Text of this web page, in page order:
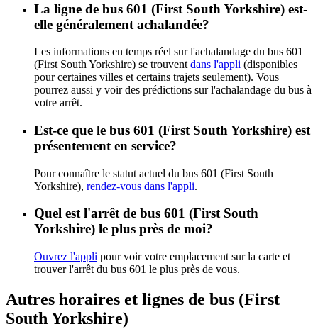
La ligne de bus 601 (First South Yorkshire) est-
elle généralement achalandée?
Les informations en temps réel sur l'achalandage du bus 601
(First South Yorkshire) se trouvent dans l'appli (disponibles
pour certaines villes et certains trajets seulement). Vous
pourrez aussi y voir des prédictions sur l'achalandage du bus à
votre arrêt.
Est-ce que le bus 601 (First South Yorkshire) est
présentement en service?
Pour connaître le statut actuel du bus 601 (First South
Yorkshire), rendez-vous dans l'appli.
Quel est l'arrêt de bus 601 (First South
Yorkshire) le plus près de moi?
Ouvrez l'appli pour voir votre emplacement sur la carte et
trouver l'arrêt du bus 601 le plus près de vous.
Autres horaires et lignes de bus (First
South Yorkshire)